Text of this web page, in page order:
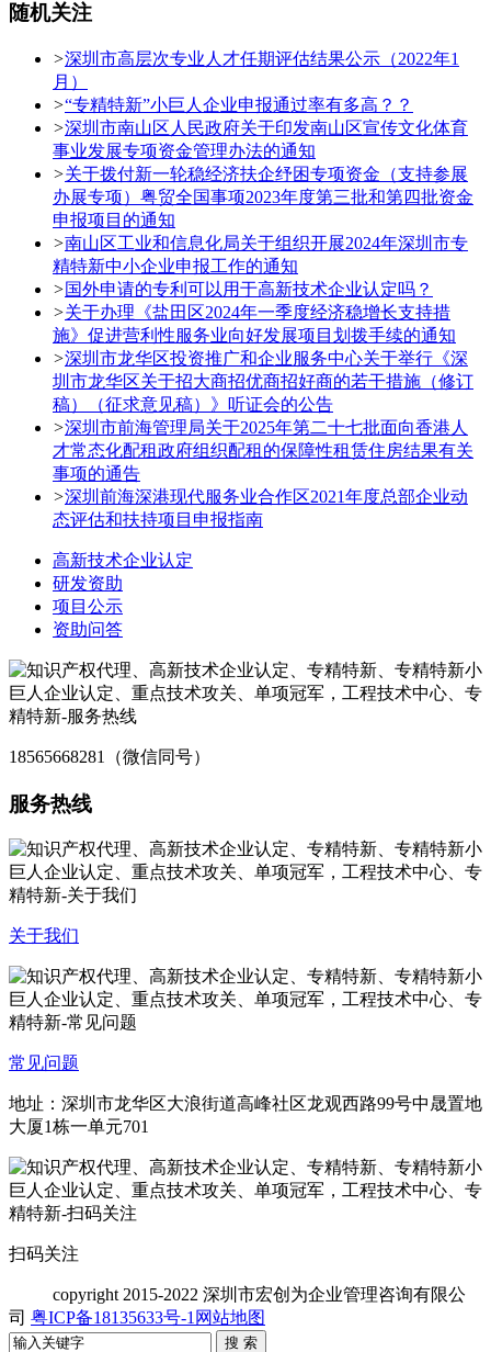
随机关注
>深圳市高层次专业人才任期评估结果公示（2022年1
月）
>“专精特新”小巨人企业申报通过率有多高？？
>深圳市南山区人民政府关于印发南山区宣传文化体育
事业发展专项资金管理办法的通知
>关于拨付新一轮稳经济扶企纾困专项资金（支持参展
办展专项）粤贸全国事项2023年度第三批和第四批资金
申报项目的通知
>南山区工业和信息化局关于组织开展2024年深圳市专
精特新中小企业申报工作的通知
>国外申请的专利可以用于高新技术企业认定吗？
>关于办理《盐田区2024年一季度经济稳增长支持措
施》促进营利性服务业向好发展项目划拨手续的通知
>深圳市龙华区投资推广和企业服务中心关于举行《深
圳市龙华区关于招大商招优商招好商的若干措施（修订
稿）（征求意见稿）》听证会的公告
>深圳市前海管理局关于2025年第二十七批面向香港人
才常态化配租政府组织配租的保障性租赁住房结果有关
事项的通告
>深圳前海深港现代服务业合作区2021年度总部企业动
态评估和扶持项目申报指南
高新技术企业认定
研发资助
项目公示
资助问答
18565668281（微信同号）
服务热线
关于我们
常见问题
地址：深圳市龙华区大浪街道高峰社区龙观西路99号中晟置地
大厦1栋一单元701
扫码关注
copyright 2015-2022 深圳市宏创为企业管理咨询有限公
司 粤ICP备18135633号-1 网站地图